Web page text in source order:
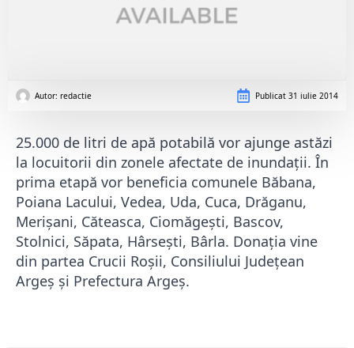
Autor: redactie Publicat 31 iulie 2014
25.000 de litri de apă potabilă vor ajunge astăzi
la locuitorii din zonele afectate de inundații. În
prima etapă vor beneficia comunele Băbana,
Poiana Lacului, Vedea, Uda, Cuca, Drăganu,
Merișani, Căteasca, Ciomăgești, Bascov,
Stolnici, Săpata, Hârsești, Bârla. Donația vine
din partea Crucii Roșii, Consiliului Județean
Argeș și Prefectura Argeș.